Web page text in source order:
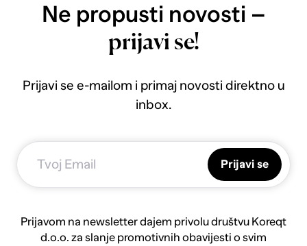
Ne propusti novosti –
prijavi se!
Prijavi se e-mailom i primaj novosti direktno u
inbox.
Prijavi se
Prijavom na newsletter dajem privolu društvu Koreqt
d.o.o. za slanje promotivnih obavijesti o svim